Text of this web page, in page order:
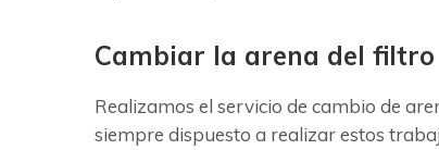
Cambiar la arena del
Realizamos el servicio de cambio de
siempre dispuesto a realizar estos